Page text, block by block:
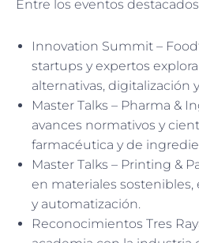
Entre los eventos
Innovation Summit –
startups y expertos
alternativas, digitalización
Master Talks – Pharma &
avances normativos y
farmacéutica y de
Master Talks – Printing &
en materiales
y automatización.
Reconocimientos Tres